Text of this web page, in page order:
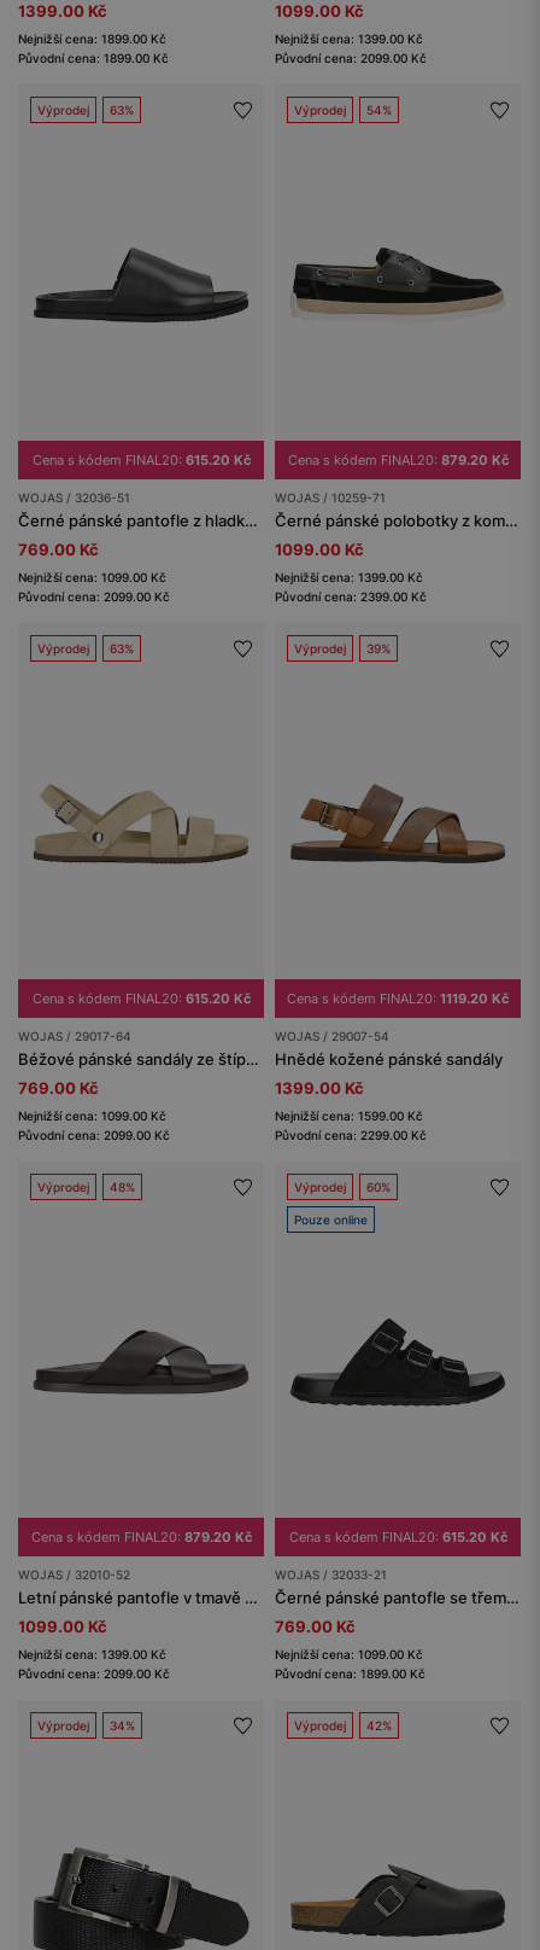
1399.00 Kč
Nejnižší cena: 1899.00 Kč
Původní cena: 1899.00 Kč
1099.00 Kč
Nejnižší cena: 1399.00 Kč
Původní cena: 2099.00 Kč
Výprodej 63%
Cena s kódem FINAL20: 615.20 Kč
WOJAS / 32036-51
Černé pánské pantofle z hladké lícové kůže
769.00 Kč
Nejnižší cena: 1099.00 Kč
Původní cena: 2099.00 Kč
Výprodej 54%
Cena s kódem FINAL20: 879.20 Kč
WOJAS / 10259-71
Černé pánské polobotky z kombinované kůže
1099.00 Kč
Nejnižší cena: 1399.00 Kč
Původní cena: 2399.00 Kč
Výprodej 63%
Cena s kódem FINAL20: 615.20 Kč
WOJAS / 29017-64
Béžové pánské sandály ze štípenky
769.00 Kč
Nejnižší cena: 1099.00 Kč
Původní cena: 2099.00 Kč
Výprodej 39%
Cena s kódem FINAL20: 1119.20 Kč
WOJAS / 29007-54
Hnědé kožené pánské sandály
1399.00 Kč
Nejnižší cena: 1599.00 Kč
Původní cena: 2299.00 Kč
Výprodej 48%
Cena s kódem FINAL20: 879.20 Kč
WOJAS / 32010-52
Letní pánské pantofle v tmavě hnědé barvě
1099.00 Kč
Nejnižší cena: 1399.00 Kč
Původní cena: 2099.00 Kč
Výprodej 60%
Pouze online
Cena s kódem FINAL20: 615.20 Kč
WOJAS / 32033-21
Černé pánské pantofle se třemi přezkami
769.00 Kč
Nejnižší cena: 1099.00 Kč
Původní cena: 1899.00 Kč
Výprodej 34% Výprodej 42%